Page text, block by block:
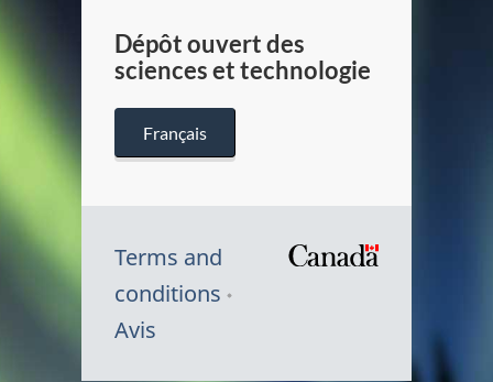
Dépôt ouvert des
sciences et technologie
Français
Terms and
conditions
Avis